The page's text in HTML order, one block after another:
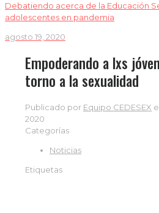
Debatiendo acerca de la Educación
adolescentes en pandemia
agosto 19, 2020
Empoderando a lxs
torno a la sexualidad
Publicado por Equipo CEDESEX
2020
Categorías
Noticias
Etiquetas